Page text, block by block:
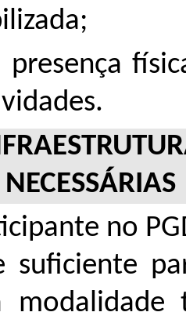
presença
no
suficiente
modalidade